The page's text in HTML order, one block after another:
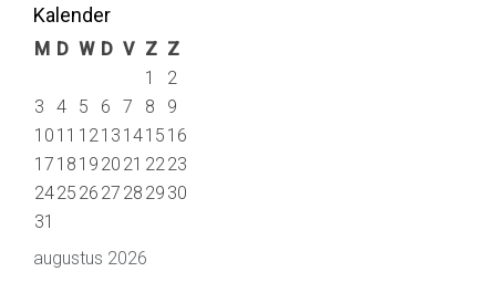
Kalender
augustus 2026
M D W D V Z Z
1
2
3
4 5 6 7 8
9
10 11 1213 1415 16
17 18 19 20 21 2223
2425 26 27 28 29 30
31